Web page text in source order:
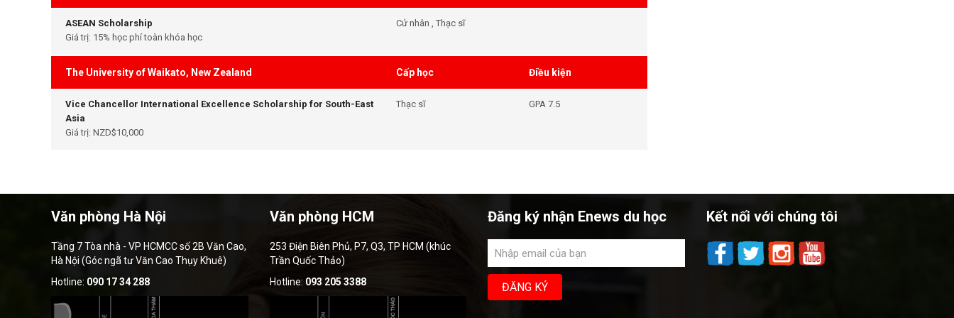
ASEAN Scholarship
Giá trị: 15% học phí toàn khóa học
Cử nhân , Thạc sĩ
The University of Waikato, New Zealand Cấp học Điều kiện
Vice Chancellor International Excellence Scholarship for South-East
Asia
Giá trị: NZD$10,000
Thạc sĩ GPA 7.5
Văn phòng Hà Nội
Tầng 7 Tòa nhà - VP HCMCC số 2B Văn Cao,
Hà Nội (Góc ngã tư Văn Cao Thụy Khuê)
Hotline: 090 17 34 288
Văn phòng HCM
253 Điện Biên Phủ, P7, Q3, TP HCM (khúc
Trần Quốc Thảo)
Hotline: 093 205 3388
Đăng ký nhận Enews du học Kết nối với chúng tôi